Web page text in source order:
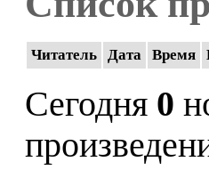
Читатель Дата Время
Сегодня 0